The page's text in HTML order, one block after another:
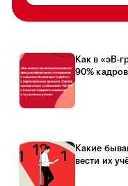
Как в «эВ-
90%
Какие
вести их